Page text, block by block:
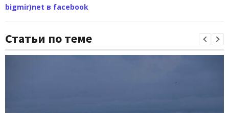
bigmir)net в facebook
Статьи по теме